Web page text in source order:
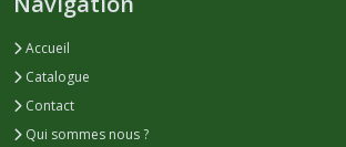
Accueil
Catalogue
Contact
Qui sommes nous ?